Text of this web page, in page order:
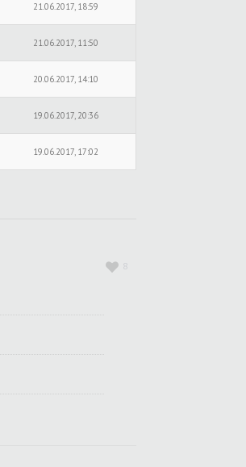
21.06.2017, 18:59
21.06.2017, 11:50
20.06.2017, 14:10
19.06.2017, 20:36
19.06.2017, 17:02
8